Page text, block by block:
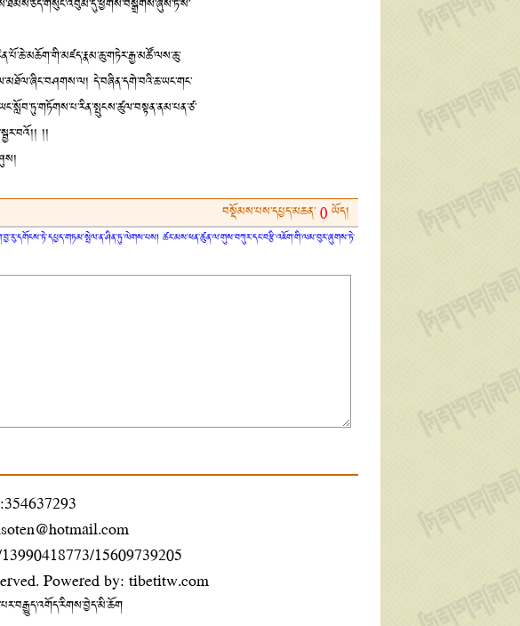
དེ་བཞིན་དགེ་བའི་ཆ་ཡང་གང་
།།
བསྡོམས་པས་དཔྱད་མཆན་ 0 ཡོད།
ཚང་མས་ཕན་ཚུན་ལ་གུས་བཀུར་དང་བརྩི་འཇོག་གི་ལམ་བུར་ཞུགས་ཏེ་
15609739205
Powered by: tibetitw.com